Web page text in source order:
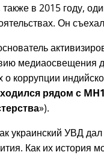
в 2015 году,
Он
коррупции
рядом с
).
украинский УВД
Как их история